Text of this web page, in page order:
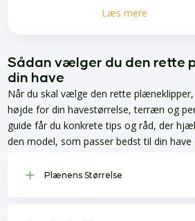
Læs mere
Sådan vælger du den rette
din have
Når du skal vælge den rette
højde for din havestørrelse, terræn og
guide får du konkrete tips og råd, der
den model, som passer bedst til din have
L Plænens Størrelse